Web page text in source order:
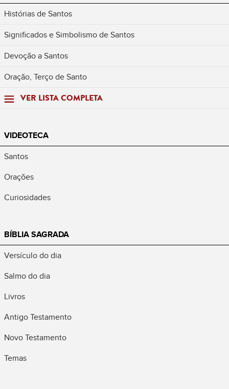
Histórias de Santos
Significados e Simbolismo de Santos
Devoção a Santos
Oração, Terço de Santo
VER LISTA COMPLETA
VIDEOTECA
Santos
Orações
Curiosidades
BÍBLIA SAGRADA
Versículo do dia
Salmo do dia
Livros
Antigo Testamento
Novo Testamento
Temas